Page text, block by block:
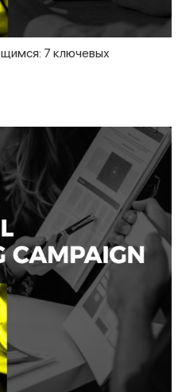
7 ключевых